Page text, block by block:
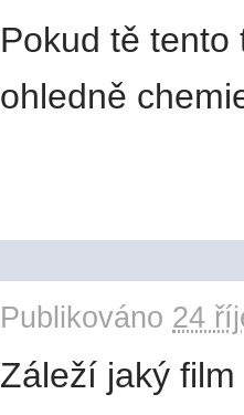
Pokud tě
ohledně
Publikováno 24
Záleží jaký